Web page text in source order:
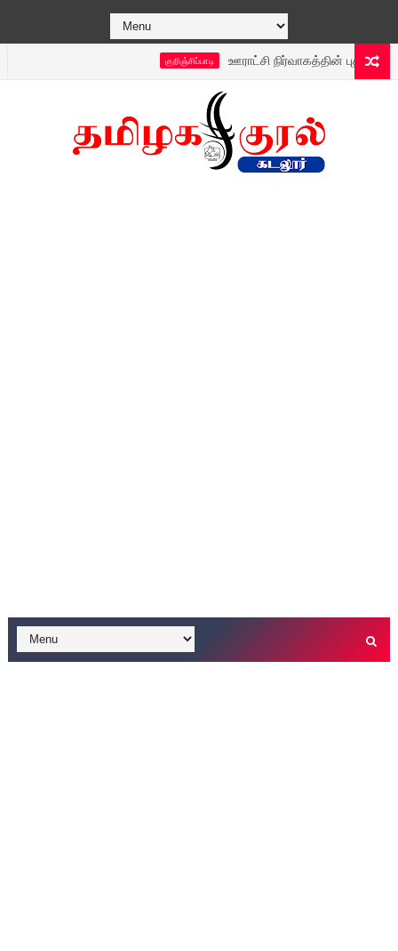
குறிஞ்சிப்பாடி ஊராட்சி நிர்வாகத்தின் புதிய